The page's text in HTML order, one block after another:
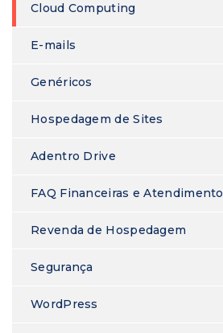
Cloud Computing
E-mails
Genéricos
Hospedagem de Sites
Adentro Drive
FAQ Financeiras e Atendimento
Revenda de Hospedagem
Segurança
WordPress